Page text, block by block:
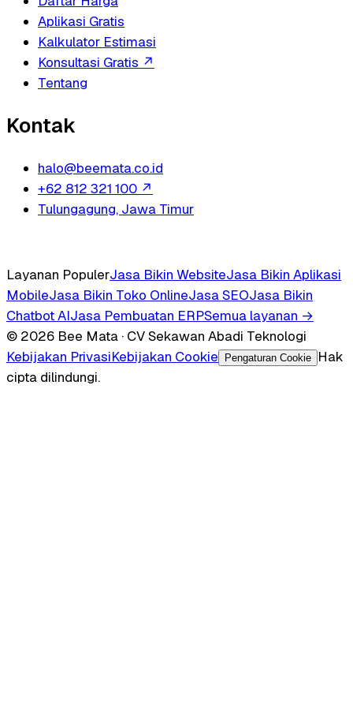
Aplikasi Gratis
Kalkulator Estimasi
Konsultasi Gratis ↗
Tentang
Kontak
halo@beemata.co.id
+62 812 321 100 ↗
Tulungagung, Jawa Timur
Layanan PopulerJasa Bikin WebsiteJasa Bikin Aplikasi
MobileJasa Bikin Toko OnlineJasa SEOJasa Bikin
Chatbot AIJasa Pembuatan ERPSemua layanan →
© 2026 Bee Mata · CV Sekawan Abadi Teknologi
Kebijakan PrivasiKebijakan Cookie Pengaturan Cookie
Hak
cipta dilindungi.